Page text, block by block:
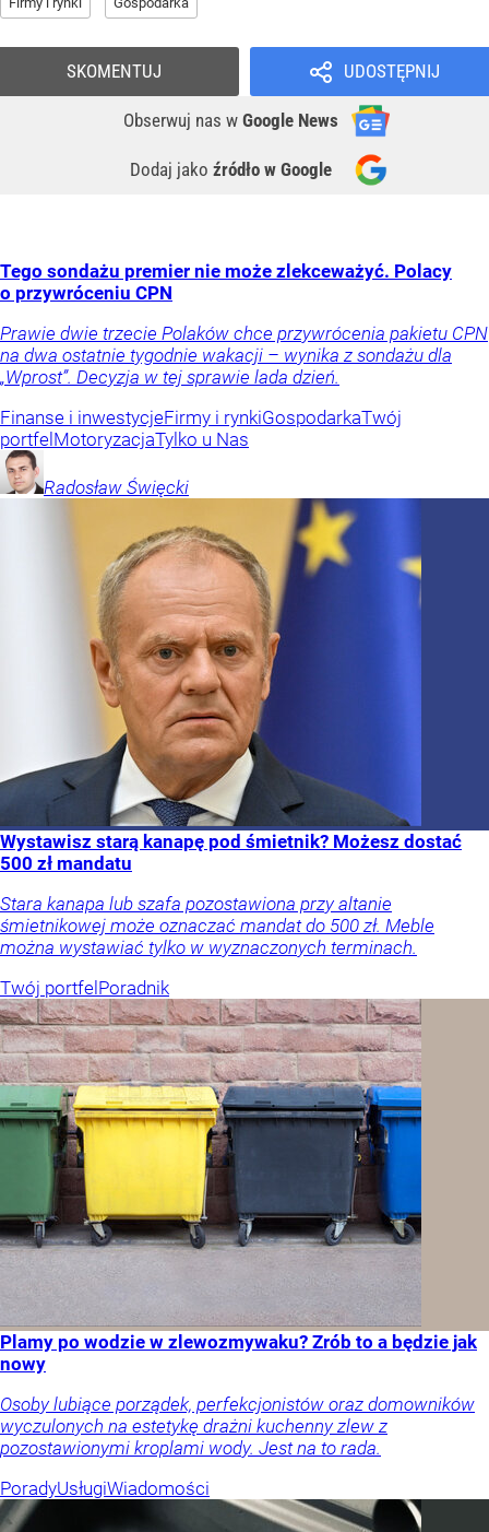
UDOSTĘPNIJ
Obserwuj nas w Google News
Dodaj jako źródło w Google
SKOMENTUJ
Tego sondażu premier nie może zlekceważyć. Polacy
o przywróceniu CPN
Prawie dwie trzecie Polaków chce przywrócenia pakietu CPN
na dwa ostatnie tygodnie wakacji – wynika z sondażu dla
„Wprost”. Decyzja w tej sprawie lada dzień.
Finanse i inwestycjeFirmy i rynkiGospodarkaTwój
portfelMotoryzacjaTylko u Nas
Radosław Święcki
Wystawisz starą kanapę pod śmietnik? Możesz dostać
500 zł mandatu
Stara kanapa lub szafa pozostawiona przy altanie
śmietnikowej może oznaczać mandat do 500 zł. Meble
można wystawiać tylko w wyznaczonych terminach.
Twój portfelPoradnik
Plamy po wodzie w zlewozmywaku? Zrób to a będzie jak
nowy
Osoby lubiące porządek, perfekcjonistów oraz domowników
wyczulonych na estetykę drażni kuchenny zlew z
pozostawionymi kroplami wody. Jest na to rada.
PoradyUsługiWiadomości